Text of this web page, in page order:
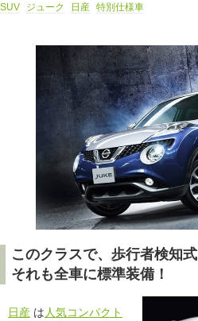
SUV
ジューク 日産 特別仕様車
このクラスで、歩行者検知
それも全車に標準装備！
日産 は 人気コンパクト